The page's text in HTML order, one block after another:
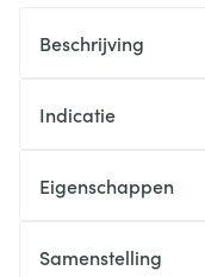
Beschrijving
Indicatie
Eigenschappen
Samenstelling